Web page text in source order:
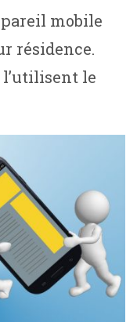
mobile
résidence.
l’utilisent le